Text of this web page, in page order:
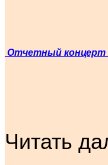
Отчетный концерт
Читать